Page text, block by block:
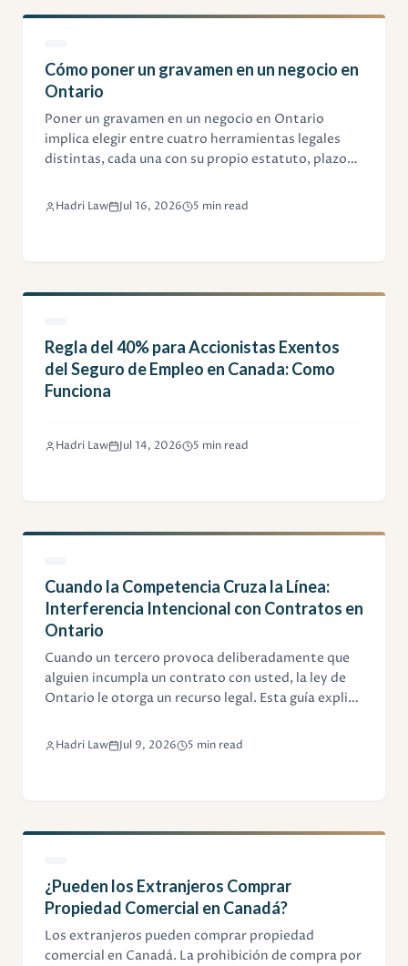
Cómo poner un gravamen en un negocio en
Ontario
Poner un gravamen en un negocio en Ontario
implica elegir entre cuatro herramientas legales
distintas, cada una con su propio estatuto, plazos y
situación.
Hadri Law Jul 16, 2026 5 min read
Regla del 40% para Accionistas Exentos
del Seguro de Empleo en Canada: Como
Funciona
Hadri Law Jul 14, 2026 5 min read
Cuando la Competencia Cruza la Línea:
Interferencia Intencional con Contratos en
Ontario
Cuando un tercero provoca deliberadamente que
alguien incumpla un contrato con usted, la ley de
Ontario le otorga un recurso legal. Esta guía explica
inducción al incumplimiento y el tort de medios
Hadri Law Jul 9, 2026 5 min read
¿Pueden los Extranjeros Comprar
Propiedad Comercial en Canadá?
Los extranjeros pueden comprar propiedad
comercial en Canadá. La prohibición de compra por